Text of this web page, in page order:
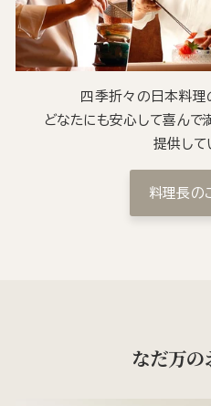
四季折々の日本料理
どなたにも安心して喜んで
提供して
料理長の
なだ万